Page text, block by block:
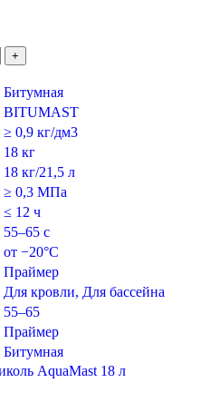
Битумная
BITUMAST
≥ 0,9 кг/дм3
18 кг
18 кг/21,5 л
≥ 0,3 МПа
≤ 12 ч
55–65 с
от −20°C
Праймер
Для кровли, Для бассейна
55–65
Праймер
Битумная